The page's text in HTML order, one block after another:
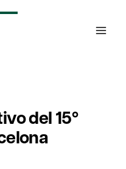
del 15º